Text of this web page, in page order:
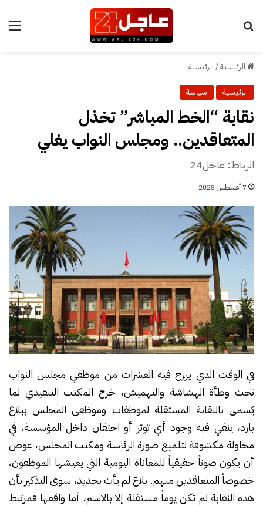
الرئيسية/ الرئيسية
الرئيسية سياسة
نقابة “الخط المباشر” تخذل
المتعاقدين.. ومجلس النواب يغلي
الرباط: عاجل24
7 أغسطس 2025
في الوقت الذي يرزح فيه العشرات من موظفي مجلس النواب
تحت وطأة الهشاشة والتهميش، خرج المكتب التنفيذي لما
يُسمى بالنقابة المستقلة لموظفات وموظفي المجلس ببلاغ
بارد، ينفي فيه وجود أي توتر أو احتقان داخل المؤسسة، في
محاولة مكشوفة لتلميع صورة الرئاسة ومكتب المجلس، عوض
أن يكون صوتاً حقيقياً للمعاناة اليومية التي يعيشها الموظفون،
خصوصاً المتعاقدين منهم. بلاغ لم يأت بجديد، سوى التذكير بأن
هذه النقابة لم تكن يوماً مستقلة إلا بالاسم، أما واقعها فمرتبط